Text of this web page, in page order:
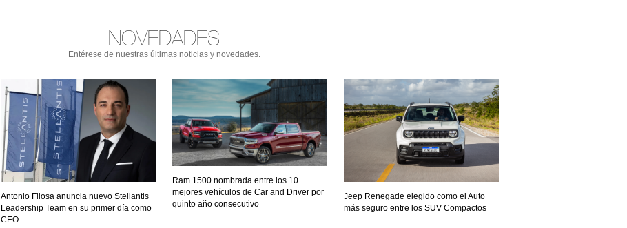
NOVEDADES
Entérese de nuestras últimas noticias y novedades.
Antonio Filosa anuncia nuevo Stellantis
Leadership Team en su primer día como
CEO
Ram 1500 nombrada entre los 10
mejores vehículos de Car and Driver por
quinto año consecutivo
Jeep Renegade elegido como el Auto
más seguro entre los SUV Compactos